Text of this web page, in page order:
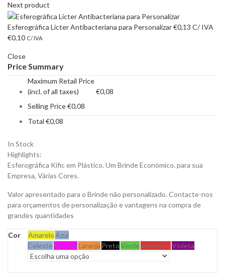
Next product
Esferográfica Licter Antibacteriana para Personalizar€0,13 C/ IVA
€0,10 C/ IVA
Close
Price Summary
Maximum Retail Price
(incl. of all taxes)
€0,08
Selling Price€0,08
Total €0,08
In Stock
Highlights:
Esferográfica Kific em Plástico. Um Brinde Económico, para sua
Empresa, Várias Cores.
Valor apresentado para o Brinde não personalizado. Contacte-nos
para orçamentos de personalização e vantagens na compra de
grandes quantidades
Cor AmareloAzul
CelesteFuchsiaLaranja PretoVerdeVermelhoVioleta